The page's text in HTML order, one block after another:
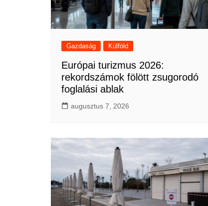
Gazdaság Külföld
Európai turizmus 2026:
rekordszámok fölött zsugorodó
foglalási ablak
augusztus 7, 2026